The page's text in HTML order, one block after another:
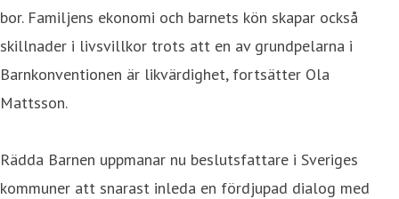
bor. Familjens ekonomi och barnets kön skapar också
skillnader i livsvillkor trots att en av grundpelarna i
Barnkonventionen är likvärdighet, fortsätter Ola
Mattsson.
Rädda Barnen uppmanar nu beslutsfattare i Sveriges
kommuner att snarast inleda en fördjupad dialog med